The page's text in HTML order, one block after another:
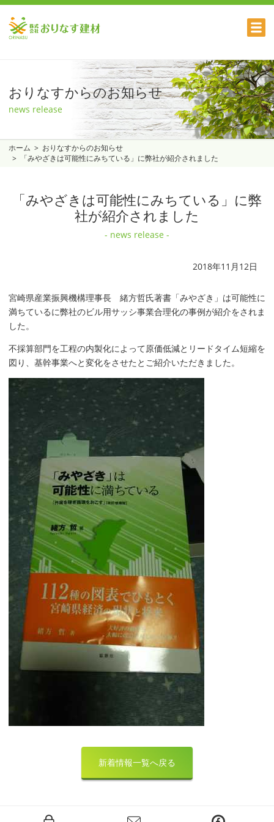
おりなすからのお知らせ
news release
ホーム
おりなすからのお知らせ
「みやざきは可能性にみちている」に弊社が紹介されました
「みやざきは可能性にみちている」に弊
社が紹介されました
- news release -
2018年11月12日
宮崎県産業振興機構理事長 緒方哲氏著書「みやざき」は可能性に
満ちているに弊社のビル用サッシ事業合理化の事例が紹介をされま
した。
不採算部門を工程の内製化によって原価低減とリードタイム短縮を
図り、基幹事業へと変化をさせたとご紹介いただきました。
新着情報一覧へ戻る